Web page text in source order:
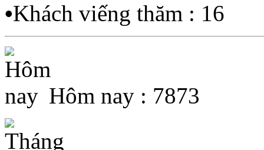
•Khách viếng thăm : 16
Hôm nay : 7873